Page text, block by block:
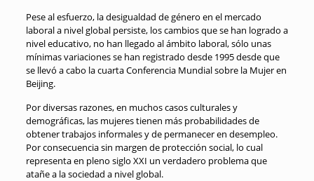
Pese al esfuerzo, la desigualdad de género en el mercado
laboral a nivel global persiste, los cambios que se han logrado a
nivel educativo, no han llegado al ámbito laboral, sólo unas
mínimas variaciones se han registrado desde 1995 desde que
se llevó a cabo la cuarta Conferencia Mundial sobre la Mujer en
Beijing.
Por diversas razones, en muchos casos culturales y
demográficas, las mujeres tienen más probabilidades de
obtener trabajos informales y de permanecer en desempleo.
Por consecuencia sin margen de protección social, lo cual
representa en pleno siglo XXI un verdadero problema que
atañe a la sociedad a nivel global.